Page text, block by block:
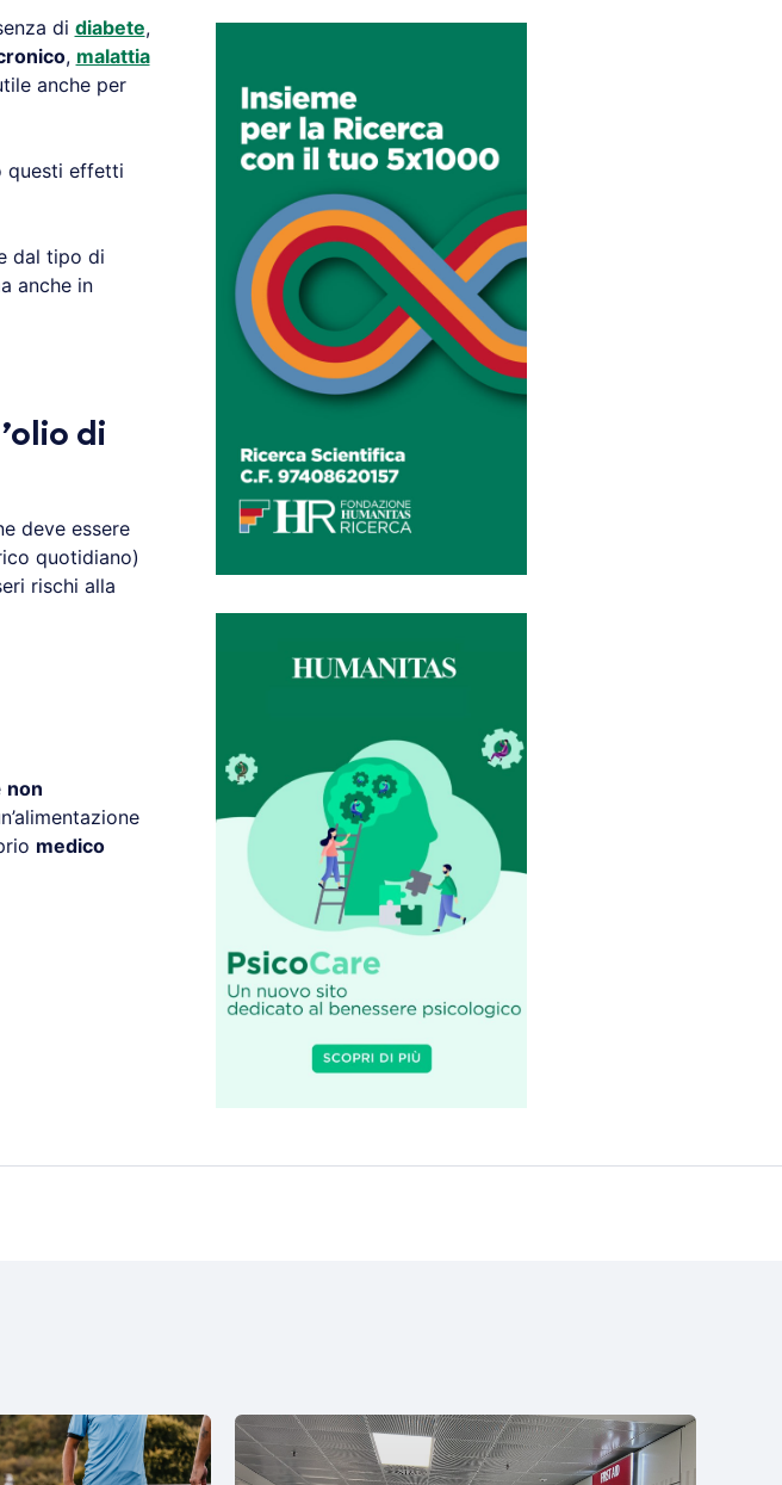
di diabete,
, malattia
anche per
questi effetti
dal tipo di
anche in
di
deve essere
quotidiano)
rischi alla
non
medico